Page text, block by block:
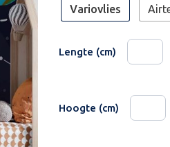
Variovlies
Lengte (cm)
Hoogte (cm)